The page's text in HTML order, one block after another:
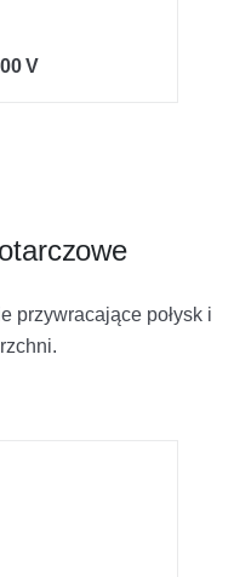
V
przywracające połysk i